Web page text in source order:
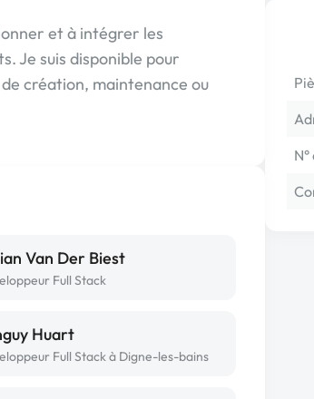
et à intégrer les
Je suis disponible pour
de création, maintenance ou
Van Der Biest
Full Stack
Huart
Full Stack à Digne-les-bains